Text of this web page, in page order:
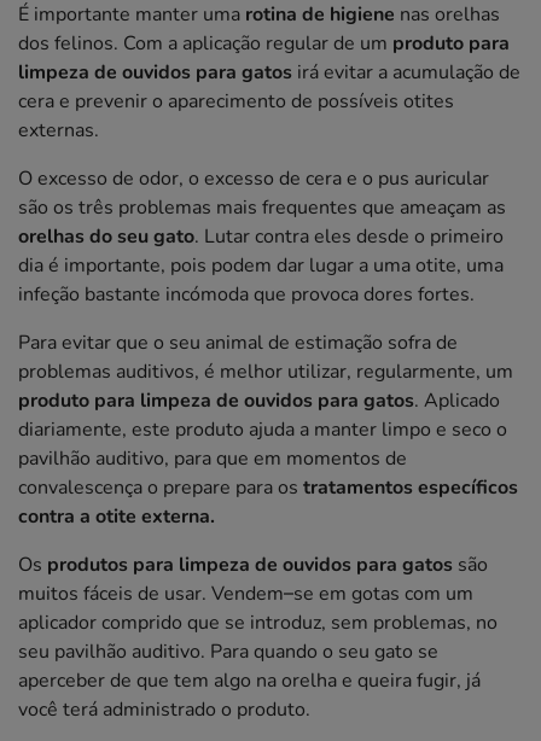
É importante manter uma rotina de higiene nas orelhas
dos felinos. Com a aplicação regular de um produto para
limpeza de ouvidos para gatos irá evitar a acumulação de
cera e prevenir o aparecimento de possíveis otites
externas.
O excesso de odor, o excesso de cera e o pus auricular
são os três problemas mais frequentes que ameaçam as
orelhas do seu gato. Lutar contra eles desde o primeiro
dia é importante, pois podem dar lugar a uma otite, uma
infeção bastante incómoda que provoca dores fortes.
Para evitar que o seu animal de estimação sofra de
problemas auditivos, é melhor utilizar, regularmente, um
produto para limpeza de ouvidos para gatos. Aplicado
diariamente, este produto ajuda a manter limpo e seco o
pavilhão auditivo, para que em momentos de
convalescença o prepare para os tratamentos específicos
contra a otite externa.
Os produtos para limpeza de ouvidos para gatos são
muitos fáceis de usar. Vendem–se em gotas com um
aplicador comprido que se introduz, sem problemas, no
seu pavilhão auditivo. Para quando o seu gato se
aperceber de que tem algo na orelha e queira fugir, já
você terá administrado o produto.